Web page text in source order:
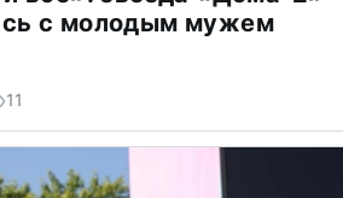
с молодым мужем
11